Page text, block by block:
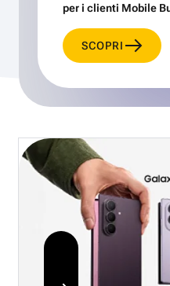
per i clienti Mobile
SCOPRI